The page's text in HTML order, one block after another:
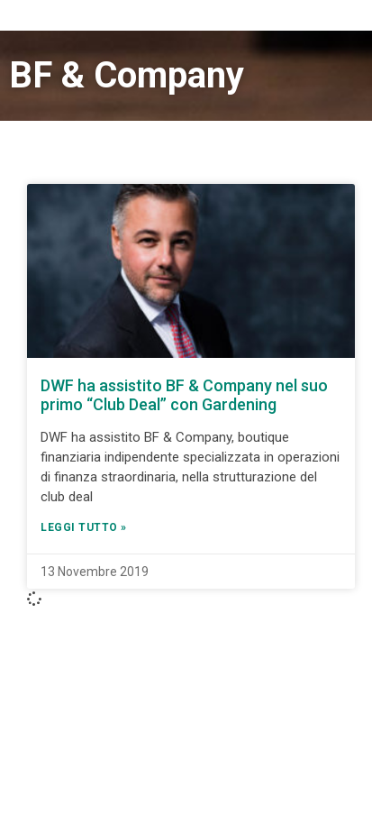
BF & Company
DWF ha assistito BF & Company nel suo
primo “Club Deal” con Gardening
DWF ha assistito BF & Company, boutique
finanziaria indipendente specializzata in operazioni
di finanza straordinaria, nella strutturazione del
club deal
LEGGI TUTTO »
13 Novembre 2019